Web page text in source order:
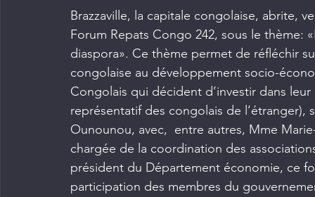
Brazzaville, la capitale congolaise, abrite,
Forum Repats Congo 242, sous le thème:
diaspora». Ce thème permet de réfléchir
congolaise au développement socio-
Congolais qui décident d’investir dans
représentatif des congolais de
Ounounou, avec,  entre autres, Mme
chargée de la coordination des
président du Département économie, ce
participation des membres du